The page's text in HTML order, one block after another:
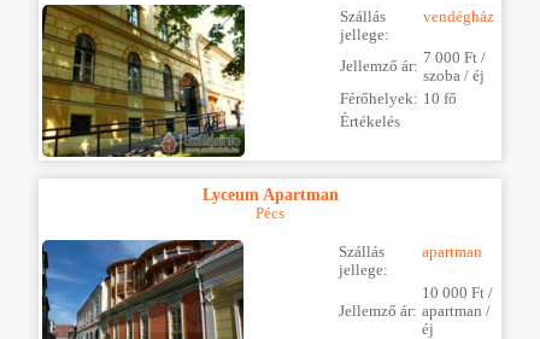
Szállás
jellege:
vendégház
Jellemző ár: 7 000 Ft /
szoba / éj
Férőhelyek: 10 fő
Értékelés
Lyceum Apartman
Pécs
Szállás
jellege:
apartman
Jellemző ár:
10 000 Ft /
apartman /
éj